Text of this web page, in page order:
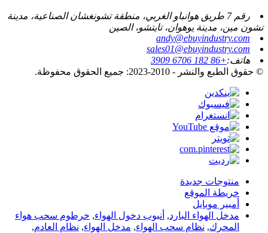
رقم 7 طريق هوانباو الغربي، منطقة تشونغشان الصناعية، مدينة
تشون مين، مدينة يوهوان، تايتشو، الصين
andy@ebuyindustry.com
sales01@ebuyindustry.com
هاتف:+86 182 6706 3909
© حقوق الطبع والنشر - 2010-2023: جميع الحقوق محفوظة.
منتوجات جديدة
خريطة الموقع
أمبير موبايل
مدخل الهواء البارد, أنبوب دخول الهواء, خرطوم سحب هواء
المحرك, نظام سحب الهواء, مدخل الهواء, نظام العادم,